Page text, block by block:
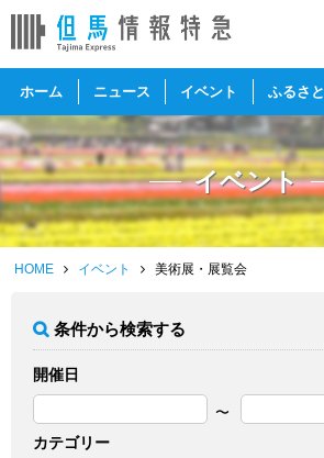
ホーム ニュース イベント ふるさと
イベント
HOME イベント 美術展・展覧会
条件から検索する
開催日
カテゴリー